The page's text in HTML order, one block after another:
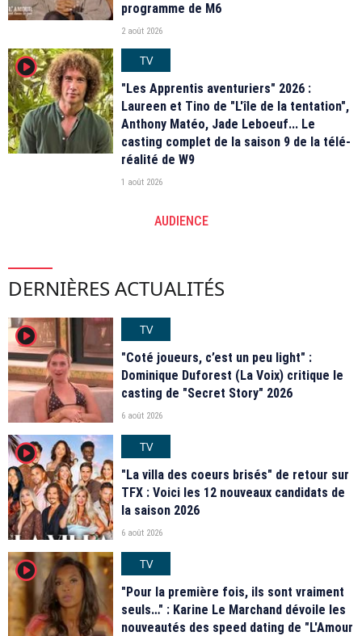
programme de M6
2 août 2026
player2
TV
"Les Apprentis aventuriers" 2026 :
Laureen et Tino de "L'île de la tentation",
Anthony Matéo, Jade Leboeuf... Le
casting complet de la saison 9 de la télé-
réalité de W9
1 août 2026
AUDIENCE
DERNIÈRES ACTUALITÉS
player2
TV
"Coté joueurs, c’est un peu light" :
Dominique Duforest (La Voix) critique le
casting de "Secret Story" 2026
6 août 2026
player2
TV
"La villa des coeurs brisés" de retour sur
TFX : Voici les 12 nouveaux candidats de
la saison 2026
6 août 2026
player2
TV
"Pour la première fois, ils sont vraiment
seuls…" : Karine Le Marchand dévoile les
nouveautés des speed dating de "L'Amour